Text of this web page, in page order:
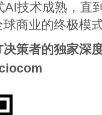
AI技术成熟，直
商业的终极模
策者的独家深